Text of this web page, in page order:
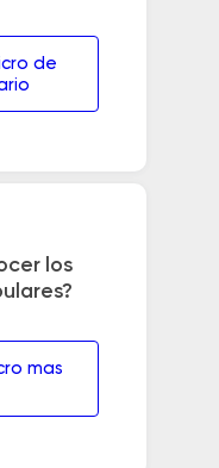
de
los
mas